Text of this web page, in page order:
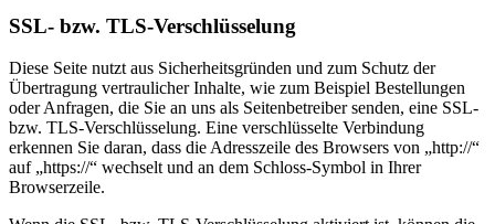
SSL- bzw. TLS-Verschlüsselung
Diese Seite nutzt aus Sicherheitsgründen und zum Schutz der
Übertragung vertraulicher Inhalte, wie zum Beispiel Bestellungen
oder Anfragen, die Sie an uns als Seitenbetreiber senden, eine SSL-
bzw. TLS-Verschlüsselung. Eine verschlüsselte Verbindung
erkennen Sie daran, dass die Adresszeile des Browsers von „http://“
auf „https://“ wechselt und an dem Schloss-Symbol in Ihrer
Browserzeile.